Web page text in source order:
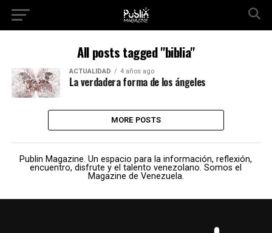
All posts tagged "biblia"
ACTUALIDAD 4 años ago
La verdadera forma de los ángeles
MORE POSTS
Publin Magazine. Un espacio para la información, reflexión,
encuentro, disfrute y el talento venezolano. Somos el
Magazine de Venezuela.